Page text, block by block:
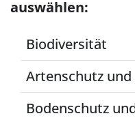
auswählen:
Biodiversität
Artenschutz
Bodenschutz